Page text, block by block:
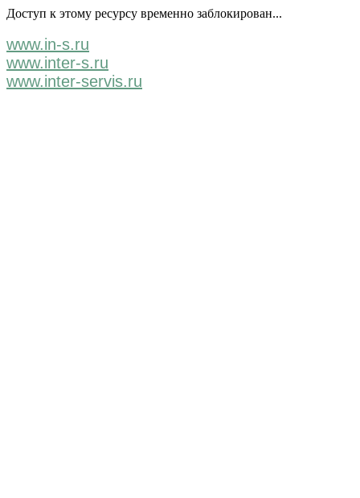
Доступ к этому ресурсу временно заблокирован...
www.in-s.ru
www.inter-s.ru
www.inter-servis.ru